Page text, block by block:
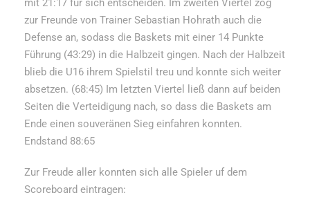
mit 21:17 für sich entscheiden. Im zweiten Viertel zog
zur Freunde von Trainer Sebastian Hohrath auch die
Defense an, sodass die Baskets mit einer 14 Punkte
Führung (43:29) in die Halbzeit gingen. Nach der Halbzeit
blieb die U16 ihrem Spielstil treu und konnte sich weiter
absetzen. (68:45) Im letzten Viertel ließ dann auf beiden
Seiten die Verteidigung nach, so dass die Baskets am
Ende einen souveränen Sieg einfahren konnten.
Endstand 88:65
Zur Freude aller konnten sich alle Spieler uf dem
Scoreboard eintragen: